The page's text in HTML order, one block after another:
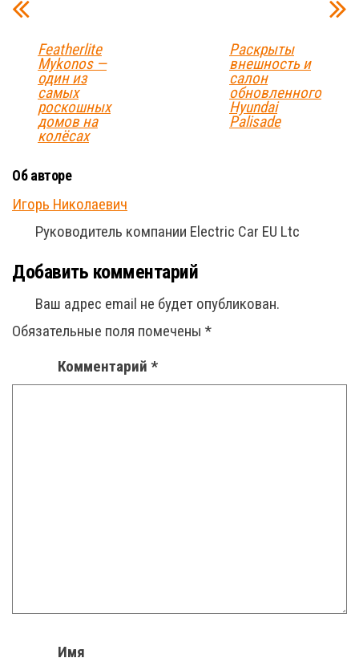
Featherlite
Mykonos —
один из
самых
роскошных
домов на
колёсах
Раскрыты
внешность и
салон
обновленного
Hyundai
Palisade
Об авторе
Игорь Николаевич
Руководитель компании Electric Car EU Ltc
Добавить комментарий
Ваш адрес email не будет опубликован.
Обязательные поля помечены *
Комментарий *
Имя